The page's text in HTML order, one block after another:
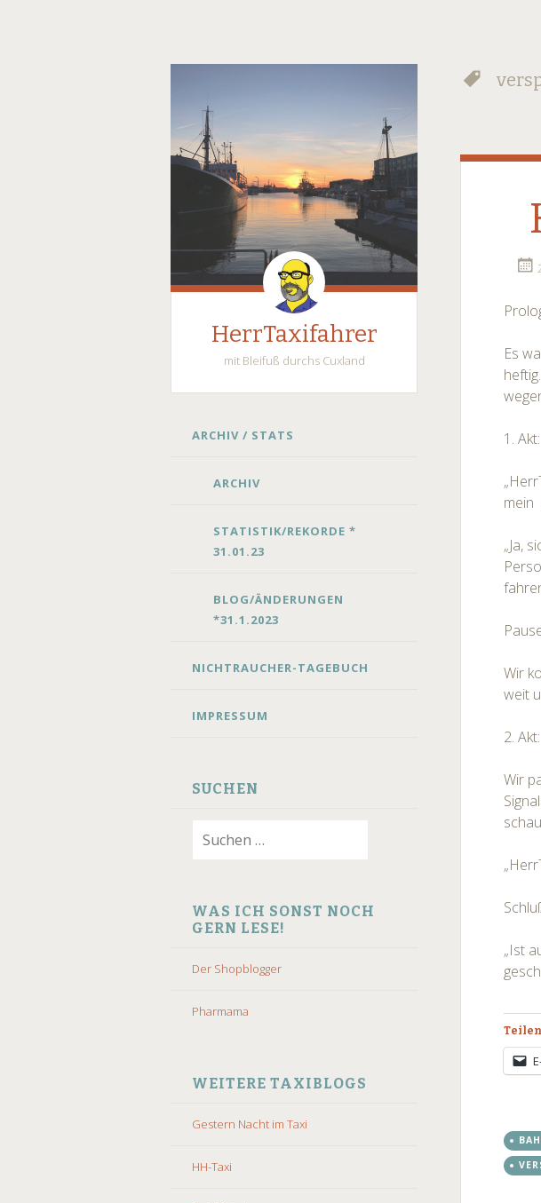
HerrTaxifahrer
mit Bleifuß durchs Cuxland
SKIP
ARCHIV / STATS
ARCHIV
STATISTIK/REKORDE *
31.01.23
BLOG/ÄNDERUNGEN
*31.1.2023
NICHTRAUCHER-TAGEBUCH
IMPRESSUM
SUCHEN
WAS ICH SONST NOCH
GERN LESE!
Der Shopblogger
Pharmama
WEITERE TAXIBLOGS
Gestern Nacht im Taxi
HH-Taxi
Es
1. Akt:
mein
„Ja,
Wir
weit
2. Akt:
Wir
„Ist